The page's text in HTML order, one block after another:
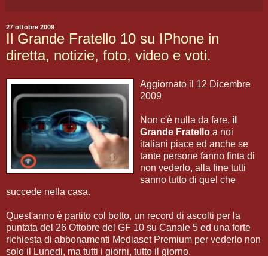
27 ottobre 2009
Il Grande Fratello 10 su IPhone in
diretta, notizie, foto, video e voti.
Aggiornato il 12 Dicembre
2009
Non c'è nulla da fare, il
Grande Fratello a noi
italiani piace ed anche se
tante persone fanno finta di
non vederlo, alla fine tutti
sanno tutto di quel che
succede nella casa.
Quest'anno è partito col botto, un record di ascolti per la
puntata del 26 Ottobre del GF 10 su Canale 5 ed una forte
richiesta di abbonamenti Mediaset Premium per vederlo non
solo il Lunedi, ma tutti i giorni, tutto il giorno.